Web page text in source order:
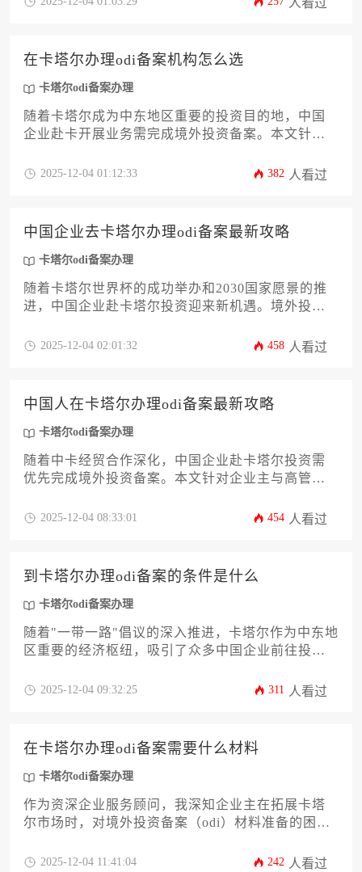
业主和高管提供一份实用、详尽的决策指南，助力
海外投资之路行稳致远。
人看过
在卡塔尔办理odi备案机构怎么选
卡塔尔odi备案办理
随着卡塔尔成为中东地区重要的投资目的地，中国
企业赴卡开展业务需完成境外投资备案。本文针对
专业服务机构这一核心问题，从机构资质、行业经
助企业规避常见风险，提升备案成功率，为后续国
际化运营奠定坚实基础。
2025-12-04 01:12:33 382 人看过
中国企业去卡塔尔办理odi备案最新攻略
卡塔尔odi备案办理
随着卡塔尔世界杯的成功举办和2030国家愿景的推
进，中国企业赴卡塔尔投资迎来新机遇。境外投资
本文将为企业家和高管提供一份详尽的卡塔尔odi备
2025-12-04 02:01:32 458 人看过
中国人在卡塔尔办理odi备案最新攻略
卡塔尔odi备案办理
随着中卡经贸合作深化，中国企业赴卡塔尔投资需
优先完成境外投资备案。本文针对企业主与高管群
盖政策法规、材料准备、实操陷阱等12个核心维
2025-12-04 08:33:01 454 人看过
到卡塔尔办理odi备案的条件是什么
卡塔尔odi备案办理
随着"一带一路"倡议的深入推进，卡塔尔作为中东地
区重要的经济枢纽，吸引了众多中国企业前往投
了解卡塔尔odi备案办理的具体条件与流程至关重
心条件，并提供实操性指导，帮助企业高效完成备
案程序，为顺利进入卡塔尔市场奠定坚实基础。
2025-12-04 09:32:25 311 人看过
在卡塔尔办理odi备案需要什么材料
卡塔尔odi备案办理
作为资深企业服务顾问，我深知企业主在拓展卡塔
尔市场时，对境外投资备案（odi）材料准备的困
材料清单，涵盖公司主体证明、投资资金来源说
2025-12-04 11:41:04 242 人看过